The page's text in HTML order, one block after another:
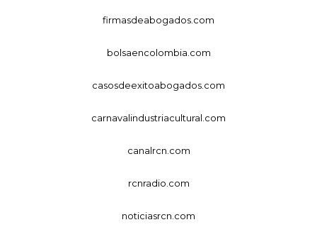
firmasdeabogados.com
bolsaencolombia.com
casosdeexitoabogados.com
carnavalindustriacultural.com
canalrcn.com
rcnradio.com
noticiasrcn.com